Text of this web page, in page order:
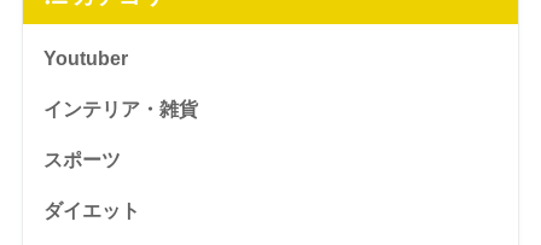
Youtuber
インテリア・雑貨
スポーツ
ダイエット